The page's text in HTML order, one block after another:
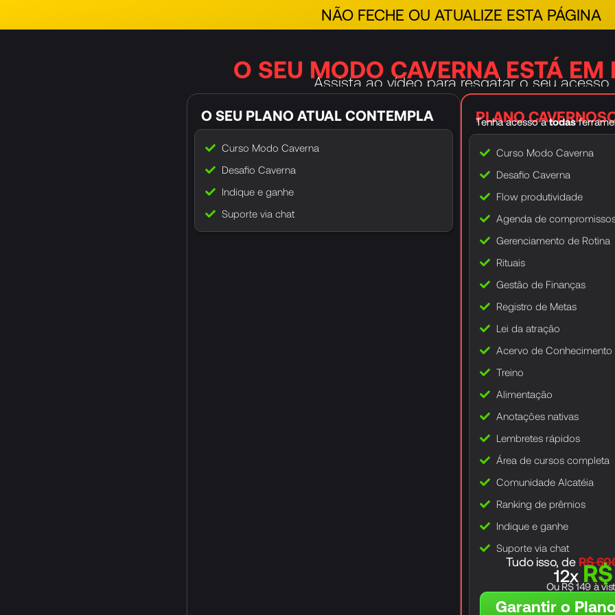
NÃO FECHE OU ATUALIZE ESTA PÁGINA
O SEU MODO CAVERNA ESTÁ EM
Assista ao vídeo para resgatar o seu acesso
O seu acesso será liberado em 2 minutos…
O SEU PLANO ATUAL CONTEMPLA
Curso Modo Caverna
Desafio Caverna
Indique e ganhe
Suporte via chat
PLANO
Tenha acesso atodas
Curso Modo Caverna
Desafio Caverna
Flow produtividade
Agenda de
Gerenciamento de Rotina
Rituais
Gestão de Finanças
Registro de Metas
Lei da atração
Acervo de Conhecimento
Treino
Alimentação
Anotações nativas
Lembretes rápidos
Área de cursos completa
Comunidade Alcatéia
Ranking de prêmios
Indique e ganhe
Suporte via chat
Tudo isso, deR$
12x
Ou R$ 149 à
Garantir o